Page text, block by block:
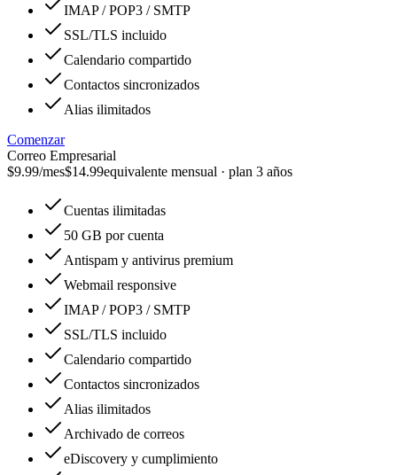
IMAP / POP3 / SMTP
SSL/TLS incluido
Calendario compartido
Contactos sincronizados
Alias ilimitados
Comenzar
Correo Empresarial
$9.99/mes$14.99equivalente mensual · plan 3 años
Cuentas ilimitadas
50 GB por cuenta
Antispam y antivirus premium
Webmail responsive
IMAP / POP3 / SMTP
SSL/TLS incluido
Calendario compartido
Contactos sincronizados
Alias ilimitados
Archivado de correos
eDiscovery y cumplimiento